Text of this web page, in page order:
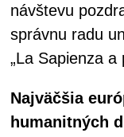
návštevu
správnu radu
„La Sapienza a
Najväčšia
humanitných